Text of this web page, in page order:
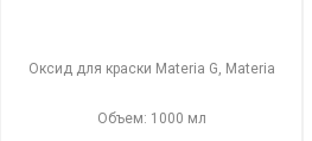
Оксид для краски Materia G, Materia
Объем: 1000 мл